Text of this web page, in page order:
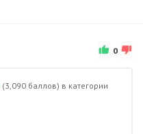
0
(3,090 баллов) в категории